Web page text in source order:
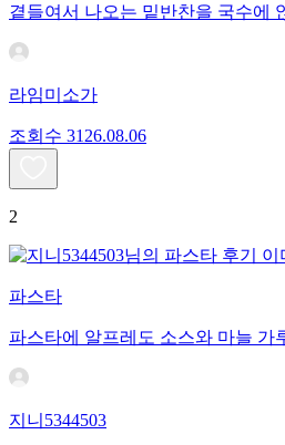
곁들여서 나오는 밑반찬을 국수에
라임미소가
조회수 31 26.08.06
2
파스타
파스타에 알프레도 소스와 마늘 가
지니5344503